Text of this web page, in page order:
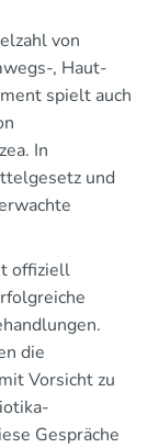
von
, Haut-
spielt auch
In
und
offiziell
die
Vorsicht zu
Gespräche